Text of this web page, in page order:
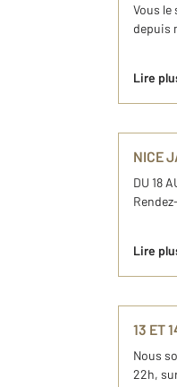
Vous le
depuis
Lire
NICE
DU 18
Lire
13 ET
Nous
22h,